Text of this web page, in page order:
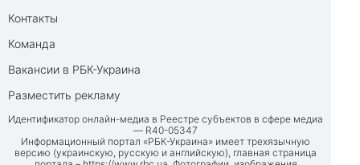
Контакты
Команда
Вакансии в РБК-Украина
Разместить рекламу
Идентификатор онлайн-медиа в Реестре субъектов в сфере медиа
— R40-05347
Информационный портал «РБК-Украина» имеет трехязычную
версию (украинскую, русскую и английскую), главная страница